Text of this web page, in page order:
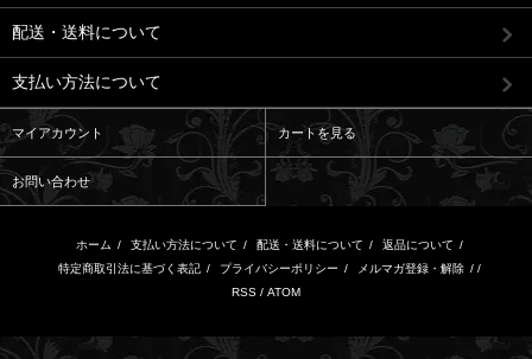
配送・送料について
支払い方法について
マイアカウント カートを見る
お問い合わせ
ホーム / 支払い方法について / 配送・送料について / 返品について /
特定商取引法に基づく表記 / プライバシーポリシー / メルマガ登録・解除 / /
RSS / ATOM